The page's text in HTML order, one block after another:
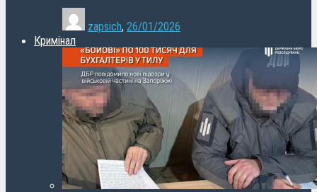
zapsich, 26/01/2026
Кримінал